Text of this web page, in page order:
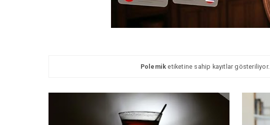
Polemik etiketine sahip kayıtlar gösteriliyor.